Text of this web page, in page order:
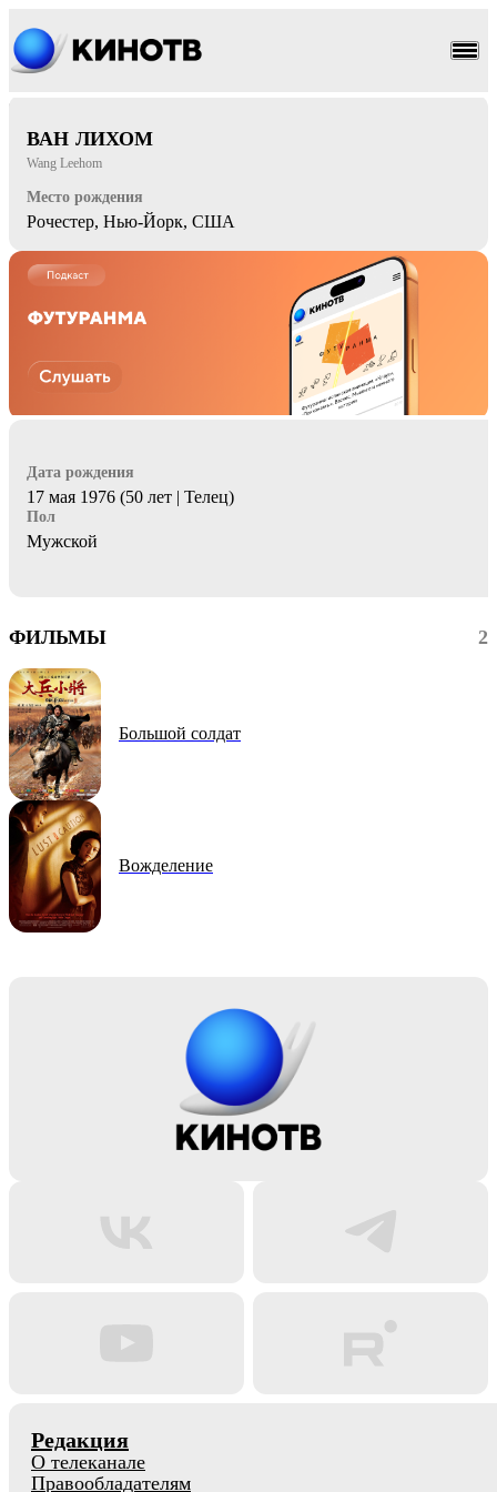
ВАН ЛИХОМ
Wang Leehom
Место рождения
Рочестер, Нью-Йорк, США
Дата рождения
17 мая 1976 (50 лет | Телец)
Пол
Мужской
ФИЛЬМЫ 2
Большой солдат
Вожделение
Редакция
О телеканале
Правообладателям